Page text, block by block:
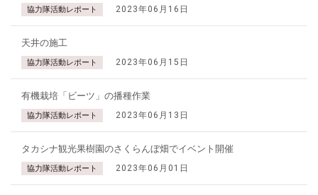
協力隊活動レポート 2023年06月16日
天井の施工
協力隊活動レポート 2023年06月15日
有機栽培「ビーツ」の播種作業
協力隊活動レポート 2023年06月13日
タカシナ観光果樹園のさくらんぼ畑でイベント開催
協力隊活動レポート 2023年06月01日